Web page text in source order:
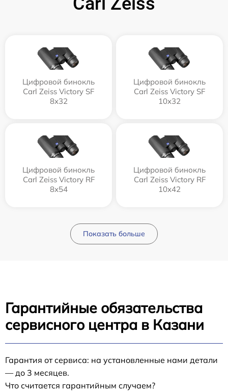
Цифровой бинокль
Carl Zeiss Victory SF
8x32
Цифровой бинокль
Carl Zeiss Victory SF
10x32
Цифровой бинокль
Carl Zeiss Victory RF
8x54
Цифровой бинокль
Carl Zeiss Victory RF
10x42
Показать больше
Гарантийные обязательства
сервисного центра в Казани
Гарантия от сервиса: на установленные нами детали
— до 3 месяцев.
Что считается гарантийным случаем?